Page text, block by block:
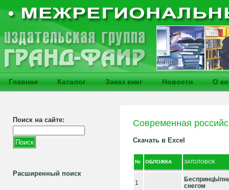
Главная Каталог Заказ книг Новости О
Поиск на сайте:
Расширенный поиск
Современная
Скачать в Excel
№ ОБЛОЖКА ЗАГОЛОВОК
1
снегом